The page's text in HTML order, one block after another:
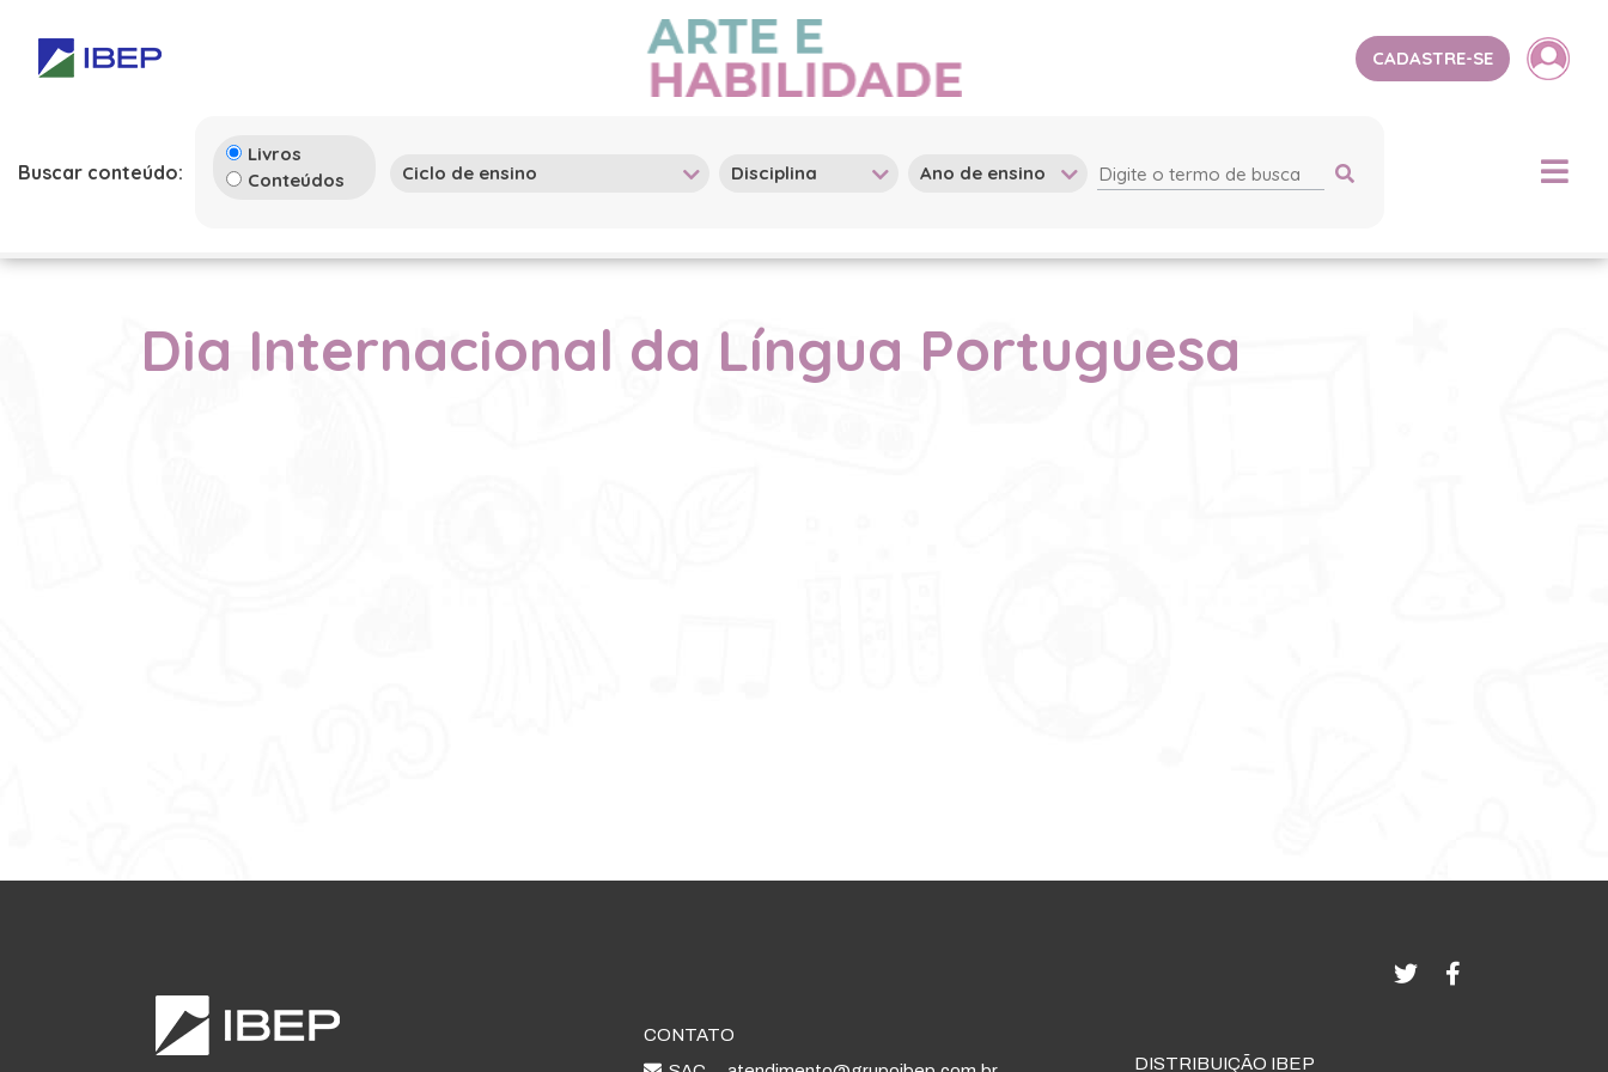
CADASTRE-SE
Buscar conteúdo:
Livros
Conteúdos
Dia Internacional da Língua Portuguesa
CONTATO
DISTRIBUIÇÃO IBEP